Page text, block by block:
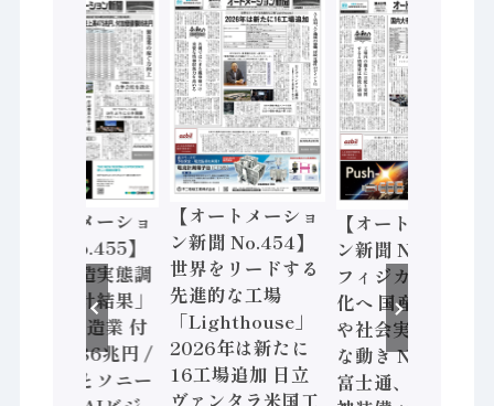
【オートメーショ
ン新聞 No.455】
「経済構造実態調
査二次集計結果」
2024年製造業 付
加価値額86兆円 /
三菱電機とソニー
【オートメーショ
ン新聞 No.454】
世界をリードする
先進的な工場
「Lighthouse」
2026年は新たに
16工場追加 日立
ヴァンタラ米国工
【オートメーショ
ン新聞 No.453】
フィジカルAI本格
化へ 国産AI開発
や社会実装に活発
な動き Noetra、
富士通、日立 / 兵